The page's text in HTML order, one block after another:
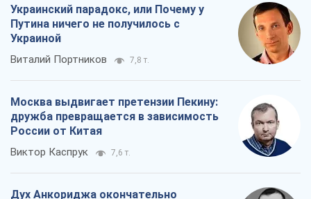
Украинский парадокс, или Почему у
Путина ничего не получилось с
Украиной
Виталий Портников 7,8 т.
Москва выдвигает претензии Пекину:
дружба превращается в зависимость
России от Китая
Виктор Каспрук 7,6 т.
Дух Анкориджа окончательно